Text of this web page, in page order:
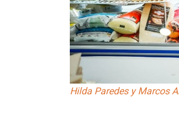
Hilda Paredes y Marcos